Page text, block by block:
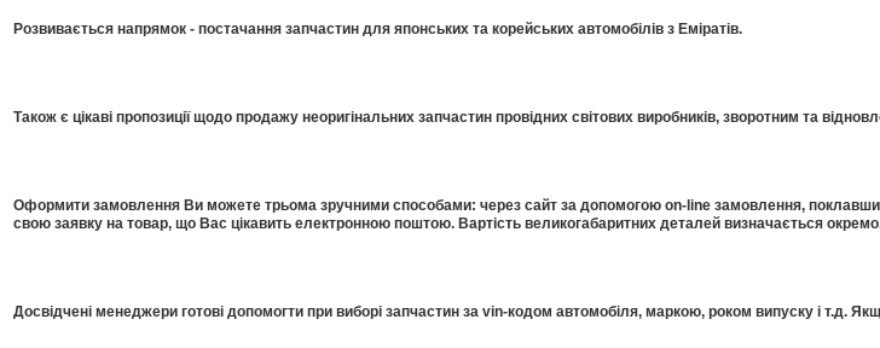
Розвивається напрямок - постачання запчастин для японських та корейських автомобілів з Еміратів.
Також є цікаві пропозиції щодо продажу неоригінальних запчастин провідних світових виробників, зворотним та
Оформити замовлення Ви можете трьома зручними способами: через сайт за допомогою on-line замовлення,
свою заявку на товар, що Вас цікавить електронною поштою. Вартість великогабаритних деталей визначається
Досвідчені менеджери готові допомогти при виборі запчастин за vin-кодом автомобіля, маркою, роком випуску і